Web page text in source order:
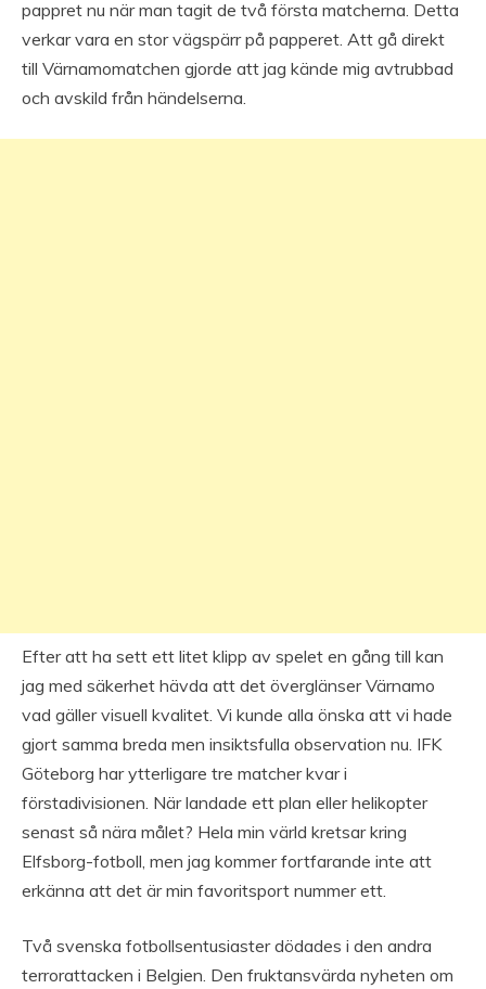
pappret nu när man tagit de två första matcherna. Detta
verkar vara en stor vägspärr på papperet. Att gå direkt
till Värnamomatchen gjorde att jag kände mig avtrubbad
och avskild från händelserna.
Efter att ha sett ett litet klipp av spelet en gång till kan
jag med säkerhet hävda att det överglänser Värnamo
vad gäller visuell kvalitet. Vi kunde alla önska att vi hade
gjort samma breda men insiktsfulla observation nu. IFK
Göteborg har ytterligare tre matcher kvar i
förstadivisionen. När landade ett plan eller helikopter
senast så nära målet? Hela min värld kretsar kring
Elfsborg-fotboll, men jag kommer fortfarande inte att
erkänna att det är min favoritsport nummer ett.
Två svenska fotbollsentusiaster dödades i den andra
terrorattacken i Belgien. Den fruktansvärda nyheten om